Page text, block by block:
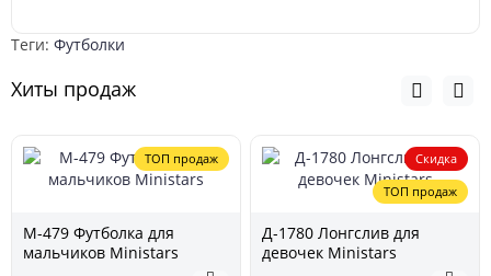
Теги: Футболки
Хиты продаж
ТОП продаж
М-479 Футболка для
мальчиков Ministars
Скидка
ТОП продаж
Д-1780 Лонгслив для
девочек Ministars